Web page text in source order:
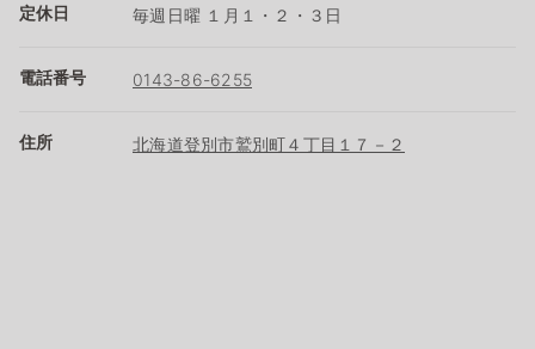
定休日 毎週日曜 １月１・２・３日
電話番号 0143-86-6255
住所 北海道登別市鷲別町４丁目１７－２